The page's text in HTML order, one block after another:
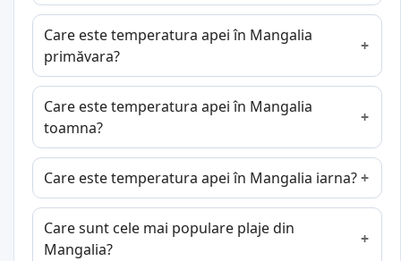
Care este temperatura apei în Mangalia
primăvara?
Care este temperatura apei în Mangalia
toamna?
Care este temperatura apei în Mangalia iarna?
Care sunt cele mai populare plaje din
Mangalia?